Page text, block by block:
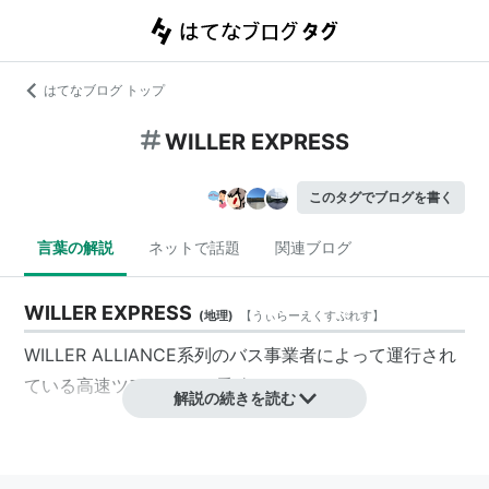
はてなブログ トップ
WILLER EXPRESS
このタグでブログを書く
言葉の解説 ネットで話題 関連ブログ
WILLER EXPRESS (地理) 【 うぃらーえくすぷれす】
WILLER ALLIANCE系列のバス事業者によって運行され
ている高速ツアーバスの愛称。
解説の続きを読む